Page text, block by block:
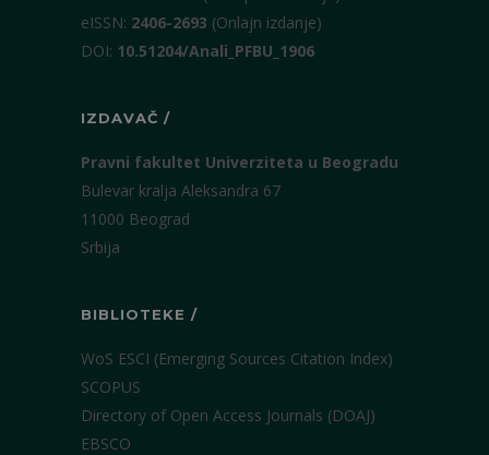
eISSN: 2406-2693 (Onlajn izdanje)
DOI: 10.51204/Anali_PFBU_1906
IZDAVAČ /
Pravni fakultet Univerziteta u Beogradu
Bulevar kralja Aleksandra 67
11000 Beograd
Srbija
BIBLIOTEKE /
WoS ESCI (Emerging Sources Citation Index)
SCOPUS
Directory of Open Access Journals (DOAJ)
EBSCO